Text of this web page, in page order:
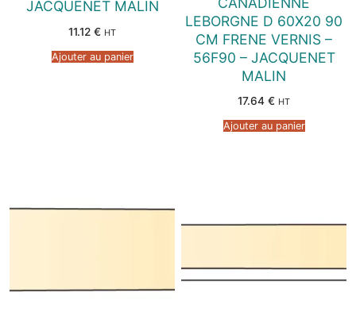
JACQUENET MALIN
11.12 € HT
Ajouter au panier
LEBORGNE D 60X20 90
CM FRENE VERNIS –
56F90 – JACQUENET
MALIN
17.64 € HT
Ajouter au panier